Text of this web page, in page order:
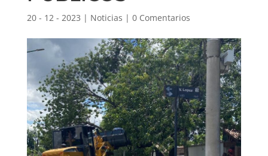
20 - 12 - 2023 | Noticias | 0 Comentarios